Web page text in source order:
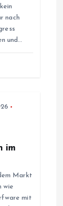
nach
und…
im
Markt
wie
mit